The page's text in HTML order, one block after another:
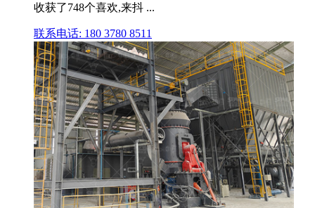
收获了748个喜欢,来抖 ...
联系电话: 180 3780 8511